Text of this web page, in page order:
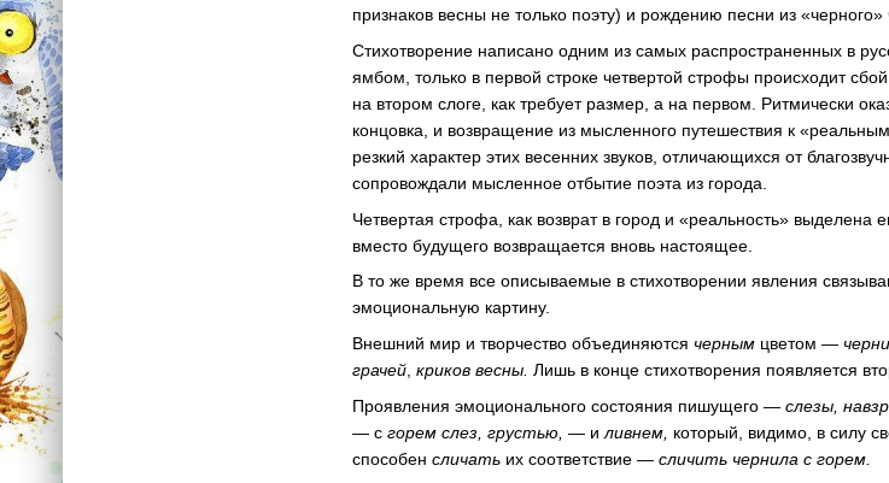
признаков весны не только поэту) и рождению песни из «черного»
Стихотворение написано одним из самых распространенных в
ямбом, только в первой строке четвертой строфы происходит
на втором слоге, как требует размер, а на первом. Ритмически
концовка, и возвращение из мысленного путешествия к
резкий характер этих весенних звуков, отличающихся от
сопровождали мысленное отбытие поэта из города.
Четвертая строфа, как возврат в город и «реальность»
вместо будущего возвращается вновь настоящее.
В то же время все описываемые в стихотворении явления
эмоциональную картину.
Внешний мир и творчество объединяются черным цветом —
грачей ,криков весны. Лишь в конце стихотворения появляется
Проявления эмоционального состояния пишущего —слезы,
— сгорем слез, грустью, — иливнем, который, видимо, в силу
способенсличать их соответствие —сличить чернила с горем.